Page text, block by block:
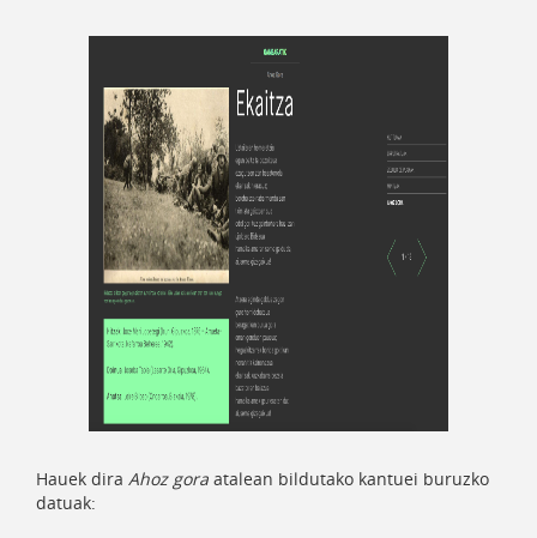
Hauek dira Ahoz gora atalean bildutako kantuei buruzko
datuak: